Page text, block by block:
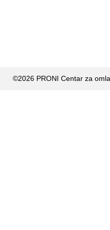
©2026 PRONI Centar za